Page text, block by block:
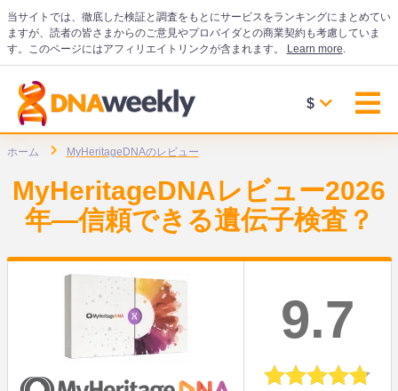
当サイトでは、徹底した検証と調査をもとにサービスをランキングにまとめてい
ますが、読者の皆さまからのご意見やプロバイダとの商業契約も考慮していま
す。このページにはアフィリエイトリンクが含まれます。
Learn more.
$
ホーム MyHeritageDNAのレビュー
MyHeritageDNAレビュー2026
年―信頼できる遺伝子検査？
9.7